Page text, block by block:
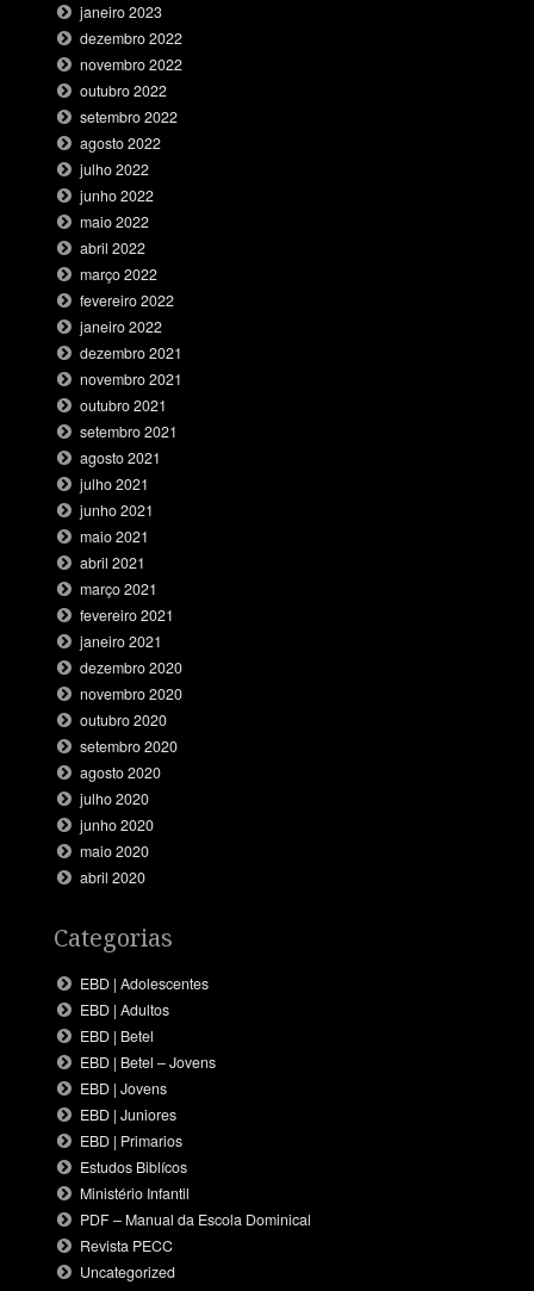
janeiro 2023
dezembro 2022
novembro 2022
outubro 2022
setembro 2022
agosto 2022
julho 2022
junho 2022
maio 2022
abril 2022
março 2022
fevereiro 2022
janeiro 2022
dezembro 2021
novembro 2021
outubro 2021
setembro 2021
agosto 2021
julho 2021
junho 2021
maio 2021
abril 2021
março 2021
fevereiro 2021
janeiro 2021
dezembro 2020
novembro 2020
outubro 2020
setembro 2020
agosto 2020
julho 2020
junho 2020
maio 2020
abril 2020
Categorias
EBD | Adolescentes
EBD | Adultos
EBD | Betel
EBD | Betel – Jovens
EBD | Jovens
EBD | Juniores
EBD | Primarios
Estudos Biblícos
Ministério Infantil
PDF – Manual da Escola Dominical
Revista PECC
Uncategorized